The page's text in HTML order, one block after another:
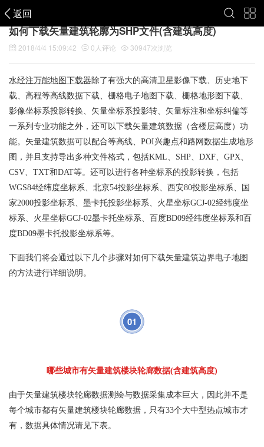
返回
如何下载矢量建筑轮廓为SHP文件(含建筑高度)
2018/4/4 15:09:42 0 人评论 30947次浏览
水经注万能地图下载器 除了有强大的高清卫星影像下载、历史地下
载、高程等高线数据下载、栅格电子地图下载、栅格地形图下载、
影像坐标系投影转换、矢量坐标系投影转、矢量标注和坐标纠偏等
一系列专业功能之外，还可以下载矢量建筑数据（含楼层高度）功
能。矢量建筑数据可以配合等高线、POI兴趣点和路网数据生成地形
图，并且支持导出多种文件格式，包括KML、SHP、DXF、GPX、
CSV、TXT和DAT等。还可以进行各种坐标系的投影转换，包括
WGS84经纬度坐标系、北京54投影坐标系、西安80投影坐标系、国
家2000投影坐标系、墨卡托投影坐标系、火星坐标GCJ-02经纬度坐
标系、火星坐标GCJ-02墨卡托坐标系、百度BD09经纬度坐标系和百
度BD09墨卡托投影坐标系等。
下面我们将会通过以下几个步骤对如何下载矢量建筑边界电子地图
的方法进行详细说明。
01
哪些城市有矢量建筑楼块轮廊数据(含建筑高度)
由于矢量建筑楼块轮廊数据测绘与数据采集成本巨大，因此并不是
每个城市都有矢量建筑楼块轮廊数据，只有33个大中型热点城市才
有，数据具体情况请见下表。